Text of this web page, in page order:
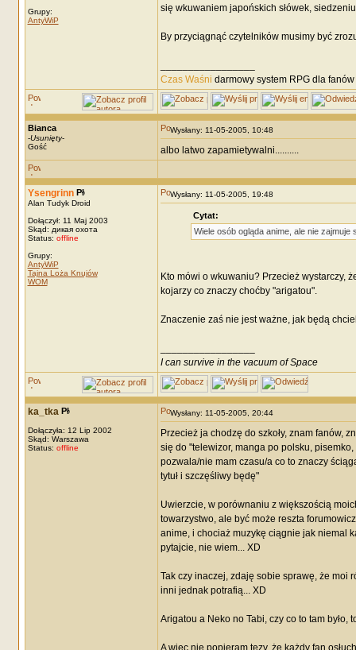
Grupy:
AntyWiP
się wkuwaniem japońskich słówek,
By przyciągnąć czytelników musimy być
Czas Waśni darmowy system RPG dla
Bianca
-Usunięty-
Gość
Wysłany: 11-05-2005, 10:48
albo latwo zapamietywalni..........
Ysengrinn
Alan Tudyk Droid
Dołączył: 11 Maj 2003
Skąd: дикая охота
Status: offline
Grupy:
AntyWiP
Tajna Loża Knujów
WOM
Wysłany: 11-05-2005, 19:48
Cytat:
Wiele osób ogląda anime, ale nie zajmuje
Kto mówi o wkuwaniu? Przecież wystarczy,
kojarzy co znaczy choćby "arigatou".
Znaczenie zaś nie jest ważne, jak będą
I can survive in the vacuum of Space
ka_tka
Dołączyła: 12 Lip 2002
Skąd: Warszawa
Status: offline
Wysłany: 11-05-2005, 20:44
Przecież ja chodzę do szkoły, znam fanów,
się do "telewizor, manga po polsku,
pozwala/nie mam czasu/a co to znaczy
tytuł i szczęśliwy będę"
Uwierzcie, w porównaniu z większością
towarzystwo, ale być może reszta
anime, i chociaż muzykę ciągnie jak niemal
pytajcie, nie wiem... XD
Tak czy inaczej, zdaję sobie sprawę, że moi
inni jednak potrafią... XD
Arigatou a Neko no Tabi, czy co to tam
A więc nie popieram tezy, że każdy fan